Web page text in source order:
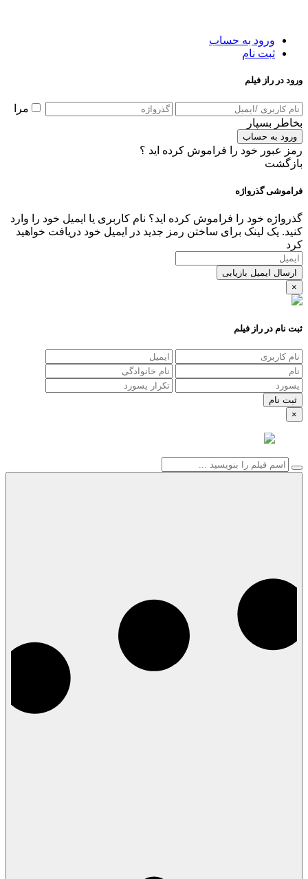
ورود به حساب
ثبت نام
ورود در راز فیلم
مرا
بخاطر بسپار
ورود به حساب
رمز عبور خود را فراموش کرده اید ؟
بازگشت
فراموشی گذرواژه
گذرواژه خود را فراموش کرده اید؟ نام کاربری یا ایمیل خود را وارد
کنید. یک لینک برای ساختن رمز جدید در ایمیل خود دریافت خواهید
کرد
ارسال ایمیل بازیابی
×
ثبت نام در راز فیلم
×